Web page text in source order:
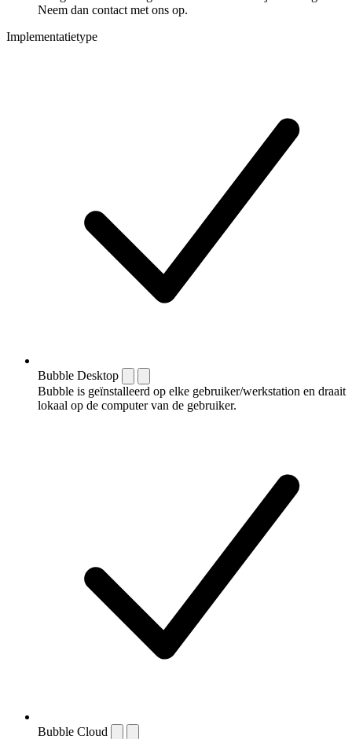
Neem dan contact met ons op.
Implementatietype
Bubble Desktop
Bubble is geïnstalleerd op elke gebruiker/werkstation en draait
lokaal op de computer van de gebruiker.
Bubble Cloud